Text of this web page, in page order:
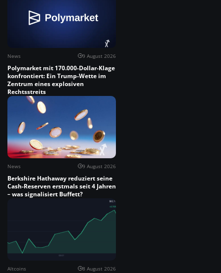
News 9 August 2026
Polymarket mit 170.000-Dollar-Klage
konfrontiert: Ein Trump-Wette im
Zentrum eines explosiven
Rechtsstreits
News 9 August 2026
Berkshire Hathaway reduziert seine
Cash-Reserven erstmals seit 4 Jahren
– was signalisiert Buffett?
Altcoins 8 August 2026